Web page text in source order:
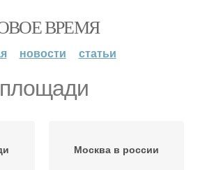
ВРЕМЯ
новости статьи
Москва в россии